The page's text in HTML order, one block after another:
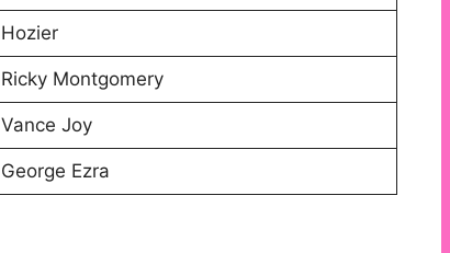
Hozier
Ricky Montgomery
Vance Joy
George Ezra